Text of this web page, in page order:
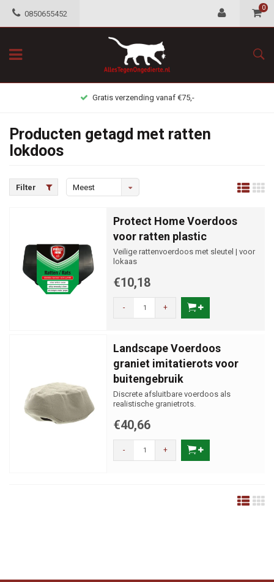
0850655452
0
Gratis verzending vanaf €75,-
Producten getagd met ratten
lokdoos
Filter
Meest
Protect Home Voerdoos
voor ratten plastic
Veilige rattenvoerdoos met sleutel | voor
lokaas
€10,18
- +
Landscape Voerdoos
graniet imitatierots voor
buitengebruik
Discrete afsluitbare voerdoos als
realistische granietrots.
€40,66
- +